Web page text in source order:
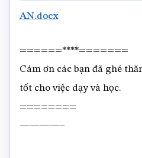
AN.docx
======****=======
Cám ơn các bạn đã ghé
tốt cho việc dạy và học.
========
————–